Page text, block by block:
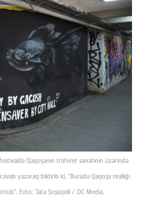
Qaqoşanın traferet sənətinin üzərində
yazaraq bildirib ki, “Burada Qaqoşa reallığı
Foto: Tata Şoşiaşvili / OC Media.